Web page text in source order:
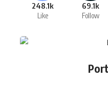
248.1k
Like
69.1k
Follow